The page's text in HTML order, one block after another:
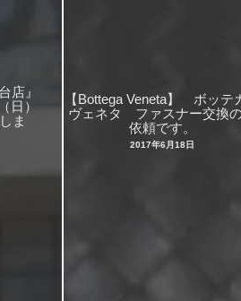
店』
日）
ま
【Bottega Veneta】 ボッテ
ヴェネタ ファスナー交換
依頼です。
2017年6月18日